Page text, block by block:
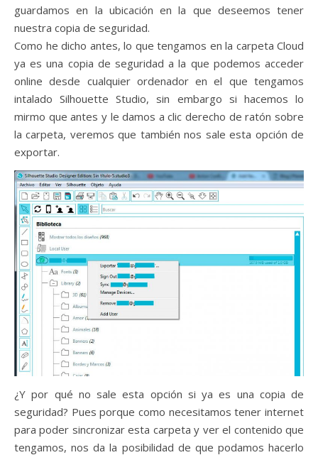
guardamos en la ubicación en la que deseemos tener
nuestra copia de seguridad.
Como he dicho antes, lo que tengamos en la carpeta Cloud
ya es una copia de seguridad a la que podemos acceder
online desde cualquier ordenador en el que tengamos
intalado Silhouette Studio, sin embargo si hacemos lo
mirmo que antes y le damos a clic derecho de ratón sobre
la carpeta, veremos que también nos sale esta opción de
exportar.
¿Y por qué no sale esta opción si ya es una copia de
seguridad? Pues porque como necesitamos tener internet
para poder sincronizar esta carpeta y ver el contenido que
tengamos, nos da la posibilidad de que podamos hacerlo